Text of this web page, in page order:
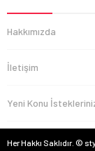
Hakkımızda
İletişim
Yeni Konu
Her Hakkı Saklıdır. ©